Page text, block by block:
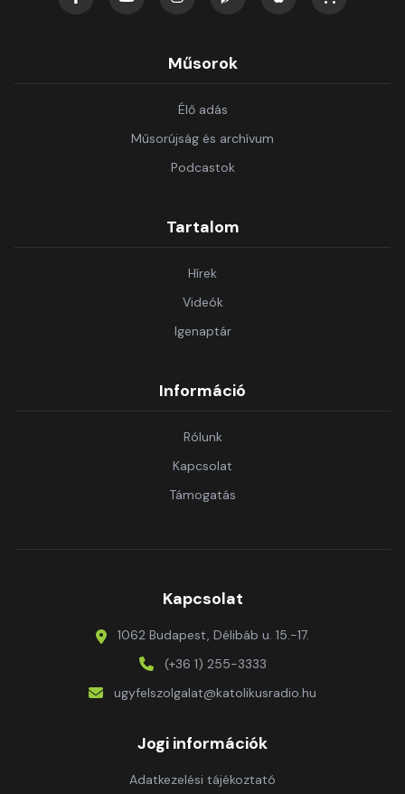
Műsorok
Élő adás
Műsorújság és archívum
Podcastok
Tartalom
Hírek
Videók
Igenaptár
Információ
Rólunk
Kapcsolat
Támogatás
Kapcsolat
1062 Budapest, Délibáb u. 15.-17.
(+36 1) 255-3333
ugyfelszolgalat@katolikusradio.hu
Jogi információk
Adatkezelési tájékoztató